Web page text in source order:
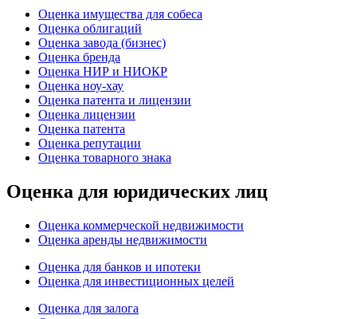
Оценка имущества для собеса
Оценка облигаций
Оценка завода (бизнес)
Оценка бренда
Оценка НИР и НИОКР
Оценка ноу-хау
Оценка патента и лицензии
Оценка лицензии
Оценка патента
Оценка репутации
Оценка товарного знака
Оценка для юридических лиц
Оценка коммерческой недвижимости
Оценка аренды недвижимости
Оценка для банков и ипотеки
Оценка для инвестиционных целей
Оценка для залога